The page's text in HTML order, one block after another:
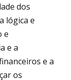
dos
lógica e
e
e a
e a
os